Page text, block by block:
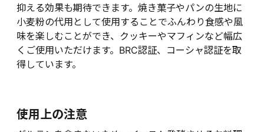
抑える効果も期待できます。焼き菓子やパンの生地に
小麦粉の代用として使用することでふんわり食感や風
味を楽しむことができ、クッキーやマフィンなど幅広
くご使用いただけます。BRC認証、コーシャ認証を取
得しています。
使用上の注意